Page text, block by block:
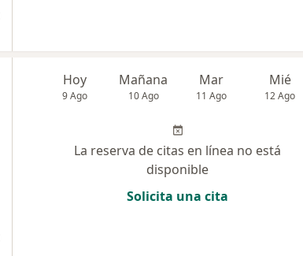
Hoy
9 Ago
Mañana
10 Ago
Mar
11 Ago
Mié
12 Ago
La reserva de citas en línea no está
disponible
Solicita una cita